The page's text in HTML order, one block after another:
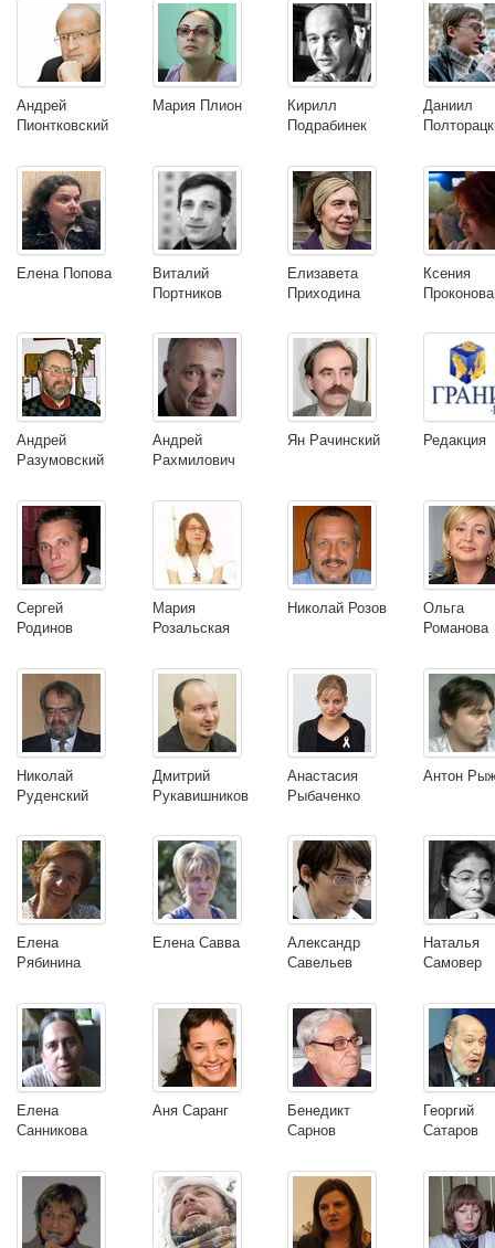
Андрей
Пионтковский
Мария Плион
Кирилл
Подрабинек
Даниил
Елена Попова
Виталий
Портников
Елизавета
Приходина
Ксения
Проконова
Андрей
Разумовский
Андрей
Рахмилович
Ян Рачинский Редакция
Сергей
Родинов
Мария
Розальская
Николай Розов
Ольга
Романова
Николай
Руденский
Дмитрий
Рукавишников
Анастасия
Рыбаченко
Антон
Елена
Рябинина
Елена Савва
Александр
Савельев
Наталья
Самовер
Елена
Санникова
Аня Саранг
Бенедикт
Сарнов
Георгий
Сатаров